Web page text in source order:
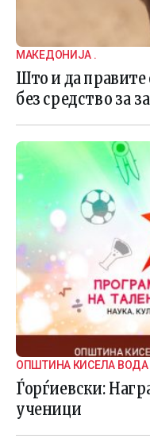
МАКЕДОНИЈА .
Што и да правите
без средство за
ОПШТИНА КИСЕЛА ВОДА
Ѓорѓиевски:
ученици